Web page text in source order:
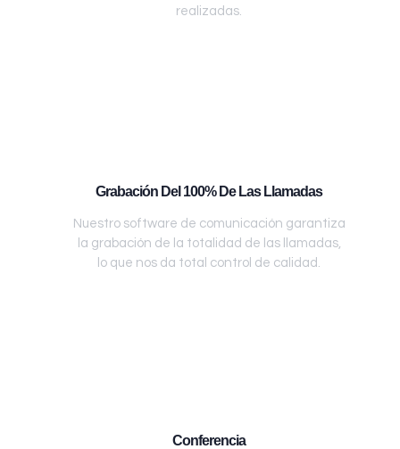
realizadas.
Grabación Del 100% De Las Llamadas
Nuestro software de comunicación garantiza
la grabación de la totalidad de las llamadas,
lo que nos da total control de calidad.
Conferencia